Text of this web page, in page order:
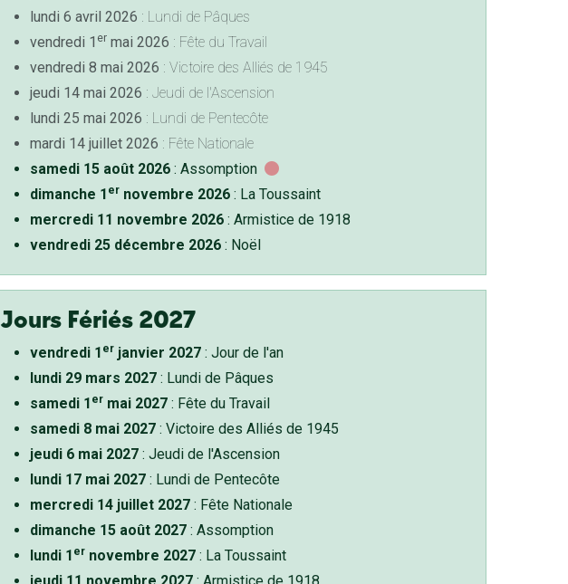
lundi 6 avril 2026 : Lundi de Pâques
vendredi 1 ermai 2026 : Fête du Travail
vendredi 8 mai 2026 : Victoire des Alliés de 1945
jeudi 14 mai 2026 : Jeudi de l'Ascension
lundi 25 mai 2026 : Lundi de Pentecôte
mardi 14 juillet 2026 : Fête Nationale
samedi 15 août 2026: Assomption
dimanche 1 ernovembre 2026: La Toussaint
mercredi 11 novembre 2026: Armistice de 1918
vendredi 25 décembre 2026: Noël
Jours Fériés 2027
vendredi 1 erjanvier 2027: Jour de l'an
lundi 29 mars 2027: Lundi de Pâques
samedi 1 ermai 2027: Fête du Travail
samedi 8 mai 2027: Victoire des Alliés de 1945
jeudi 6 mai 2027: Jeudi de l'Ascension
lundi 17 mai 2027: Lundi de Pentecôte
mercredi 14 juillet 2027: Fête Nationale
dimanche 15 août 2027: Assomption
lundi 1 ernovembre 2027: La Toussaint
jeudi 11 novembre 2027: Armistice de 1918